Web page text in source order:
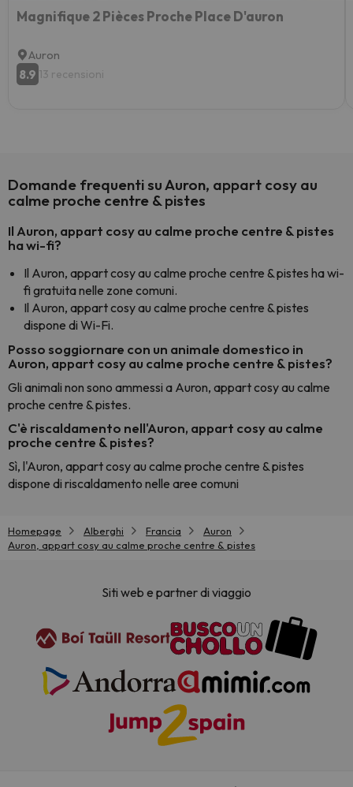
Magnifique 2 Pièces Proche Place D'auron
Auron
8.9 13 recensioni
Domande frequenti su Auron, appart cosy au
calme proche centre & pistes
Il Auron, appart cosy au calme proche centre & pistes
ha wi-fi?
Il Auron, appart cosy au calme proche centre & pistes ha wi-
fi gratuita nelle zone comuni.
Il Auron, appart cosy au calme proche centre & pistes
dispone di Wi-Fi.
Posso soggiornare con un animale domestico in
Auron, appart cosy au calme proche centre & pistes?
Gli animali non sono ammessi a Auron, appart cosy au calme
proche centre & pistes.
C'è riscaldamento nell'Auron, appart cosy au calme
proche centre & pistes?
Sì, l'Auron, appart cosy au calme proche centre & pistes
dispone di riscaldamento nelle aree comuni
Homepage Alberghi Francia
Auron
Auron, appart cosy au calme proche centre & pistes
Siti web e partner di viaggio